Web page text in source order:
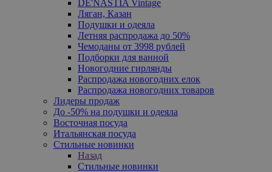
DE'NASTIA Vintage
Ляган, Казан
Подушки и одеяла
Летняя распродажа до 50%
Чемоданы от 3998 рублей
Подборки для ванной
Новогодние гирлянды
Распродажа новогодних елок
Распродажа новогодних товаров
Лидеры продаж
До -50% на подушки и одеяла
Восточная посуда
Итальянская посуда
Стильные новинки
Назад
Стильные новинки